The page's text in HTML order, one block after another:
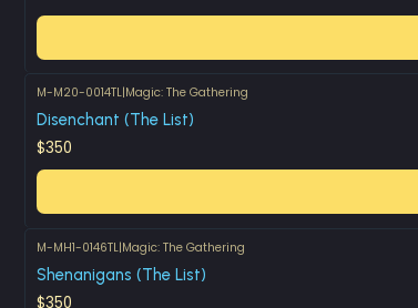
M-M20-0014TL|Magic: The Gathering
Disenchant (The List)
$350
M-MH1-0146TL|Magic: The Gathering
Shenanigans (The List)
$350